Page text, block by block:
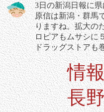
3日の新潟日報に
原信は新潟・群馬
りますね。拡大の
ロピアもムサシに
ドラッグストアも
情
長